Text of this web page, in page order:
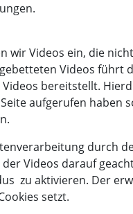
wir Videos ein, die
Videos führt
Videos bereitstellt.
aufgerufen haben
durch
Videos darauf
zu aktivieren. Der
setzt.